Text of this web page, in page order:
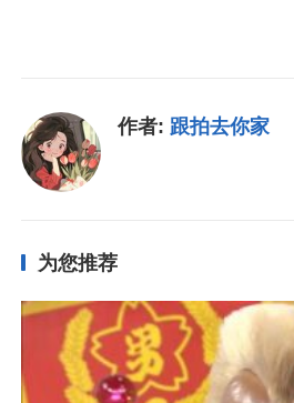
作者: 跟拍去你家
为您推荐